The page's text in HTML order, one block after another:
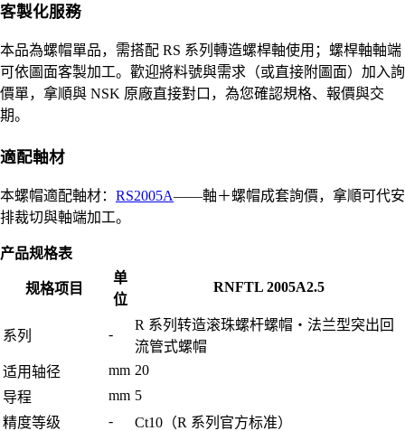
客製化服務
本品為螺帽單品，需搭配 RS 系列轉造螺桿軸使用；螺桿軸軸端
可依圖面客製加工。歡迎將料號與需求（或直接附圖面）加入詢
價單，拿順與 NSK 原廠直接對口，為您確認規格、報價與交
期。
適配軸材
本螺帽適配軸材： RS2005A——軸＋螺帽成套詢價，拿順可代安
排裁切與軸端加工。
产品规格表
规格项目
单
位
RNFTL 2005A2.5
系列 -
R 系列转造滚珠螺杆螺帽・法兰型突出回
流管式螺帽
适用轴径
mm 20
导程
mm 5
精度等级
-
Ct10（R 系列官方标准）